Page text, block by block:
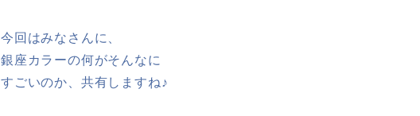
今回はみなさんに、
銀座カラーの何がそんなに
すごいのか、共有しますね♪